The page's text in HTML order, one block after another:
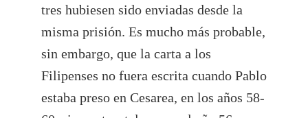
tres hubiesen sido enviadas desde la
misma prisión. Es mucho más probable,
sin embargo, que la carta a los
Filipenses no fuera escrita cuando Pablo
estaba preso en Cesarea, en los años 58-